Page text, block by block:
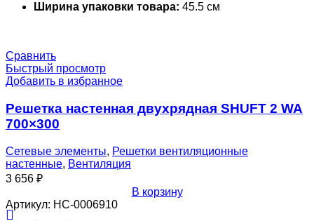
Ширина упаковки товара: 45.5 см
Сравнить
Быстрый просмотр
Добавить в избранное
Решетка настенная двухрядная SHUFT 2 WA
700×300
Сетевые элементы, Решетки вентиляционные
настенные, Вентиляция
3 656 ₽
В корзину
Артикул: НС-0006910